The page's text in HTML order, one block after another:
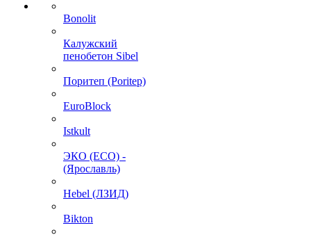
Bonolit
Калужский
пенобетон Sibel
Поритеп (Poritep)
EuroBlock
Istkult
ЭКО (ECO) -
(Ярославль)
Hebel (ЛЗИД)
Bikton